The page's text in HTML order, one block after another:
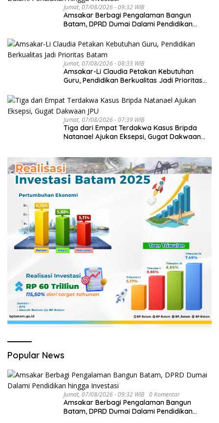
Jumat, 07/08/2026 - 09:32 WIB
Amsakar Berbagi Pengalaman Bangun
Batam, DPRD Dumai Dalami Pendidikan
Jumat, 07/08/2026 - 08:33 WIB
Amsakar-Li Claudia Petakan Kebutuhan
Guru, Pendidikan Berkualitas Jadi Prioritas
Jumat, 07/08/2026 - 07:39 WIB
Tiga dari Empat Terdakwa Kasus Bripda
Natanael Ajukan Eksepsi, Gugat Dakwaan
Popular News
Jumat, 07/08/2026 - 09:32 WIB 0 Komentar
Amsakar Berbagi Pengalaman Bangun
Batam, DPRD Dumai Dalami Pendidikan